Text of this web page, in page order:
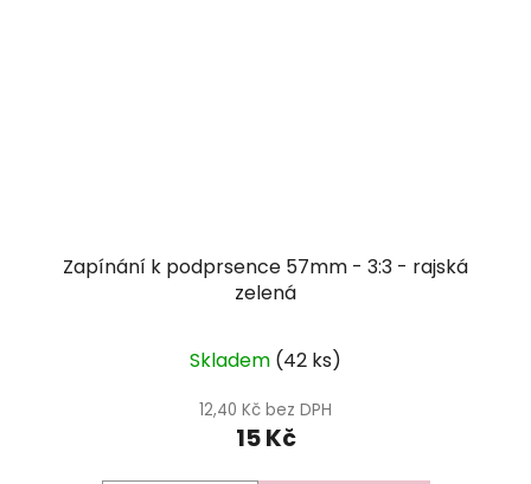
Zapínání k podprsence 57mm - 3:3 - rajská
zelená
Skladem (42 ks)
12,40 Kč bez DPH
15 Kč